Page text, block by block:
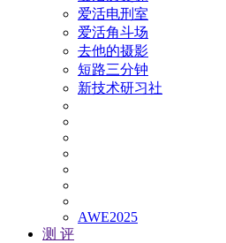
爱活电刑室
爱活角斗场
去他的摄影
短路三分钟
新技术研习社
AWE2025
测 评